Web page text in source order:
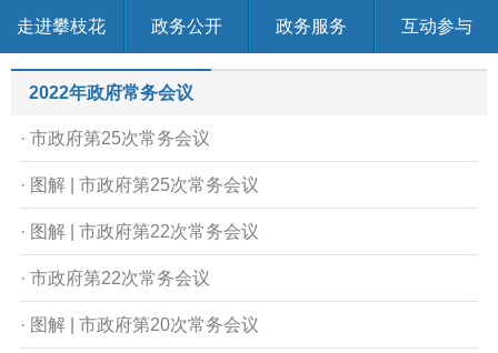
走进攀枝花 政务公开 政务服务 互动参与
2022年政府常务会议
· 市政府第25次常务会议
· 图解 | 市政府第25次常务会议
· 图解 | 市政府第22次常务会议
· 市政府第22次常务会议
· 图解 | 市政府第20次常务会议